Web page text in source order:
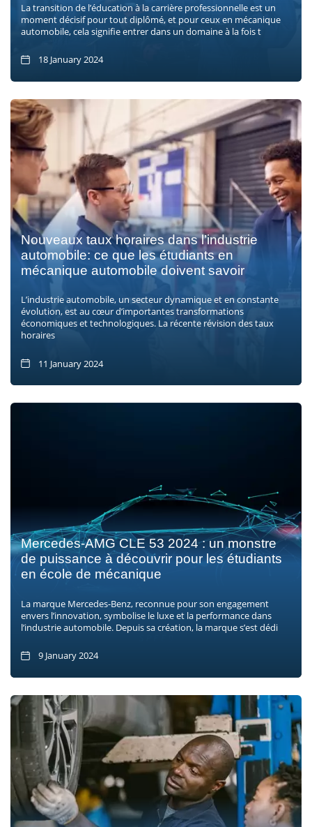
La transition de l’éducation à la carrière professionnelle est un
moment décisif pour tout diplômé, et pour ceux en mécanique
automobile, cela signifie entrer dans un domaine à la fois t
18 January 2024
Nouveaux taux horaires dans l’industrie
automobile: ce que les étudiants en
mécanique automobile doivent savoir
L’industrie automobile, un secteur dynamique et en constante
évolution, est au cœur d’importantes transformations
économiques et technologiques. La récente révision des taux
horaires
11 January 2024
Mercedes-AMG CLE 53 2024 : un monstre
de puissance à découvrir pour les étudiants
en école de mécanique
La marque Mercedes-Benz, reconnue pour son engagement
envers l’innovation, symbolise le luxe et la performance dans
l’industrie automobile. Depuis sa création, la marque s’est dédi
9 January 2024